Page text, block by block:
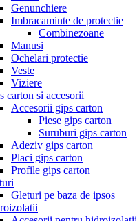
Genunchiere
Imbracaminte de protectie
Combinezoane
Manusi
Ochelari protectie
Veste
Viziere
carton si accesorii
Accesorii gips carton
Piese gips carton
Suruburi gips carton
Adeziv gips carton
Placi gips carton
Profile gips carton
Gleturi pe baza de ipsos